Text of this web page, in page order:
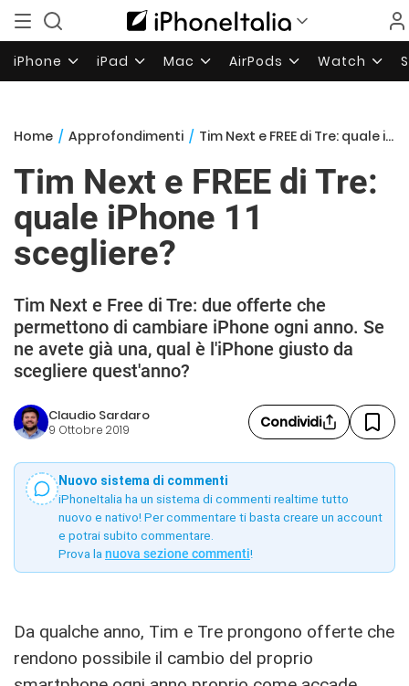
iPhone iPad Mac AirPods Watch
Home / Approfondimenti / Tim Next e FREE di Tre: quale iPhone 11 scegliere?
Tim Next e FREE di Tre:
quale iPhone 11
scegliere?
Tim Next e Free di Tre: due offerte che
permettono di cambiare iPhone ogni anno. Se
ne avete già una, qual è l'iPhone giusto da
scegliere quest'anno?
Claudio Sardaro
9 Ottobre 2019 Condividi
Nuovo sistema di commenti
iPhoneItalia ha un sistema di commenti realtime tutto
nuovo e nativo! Per commentare ti basta creare un account
e potrai subito commentare.
Prova la nuova sezione commenti!
Da qualche anno, Tim e Tre prongono offerte che
rendono possibile il cambio del proprio